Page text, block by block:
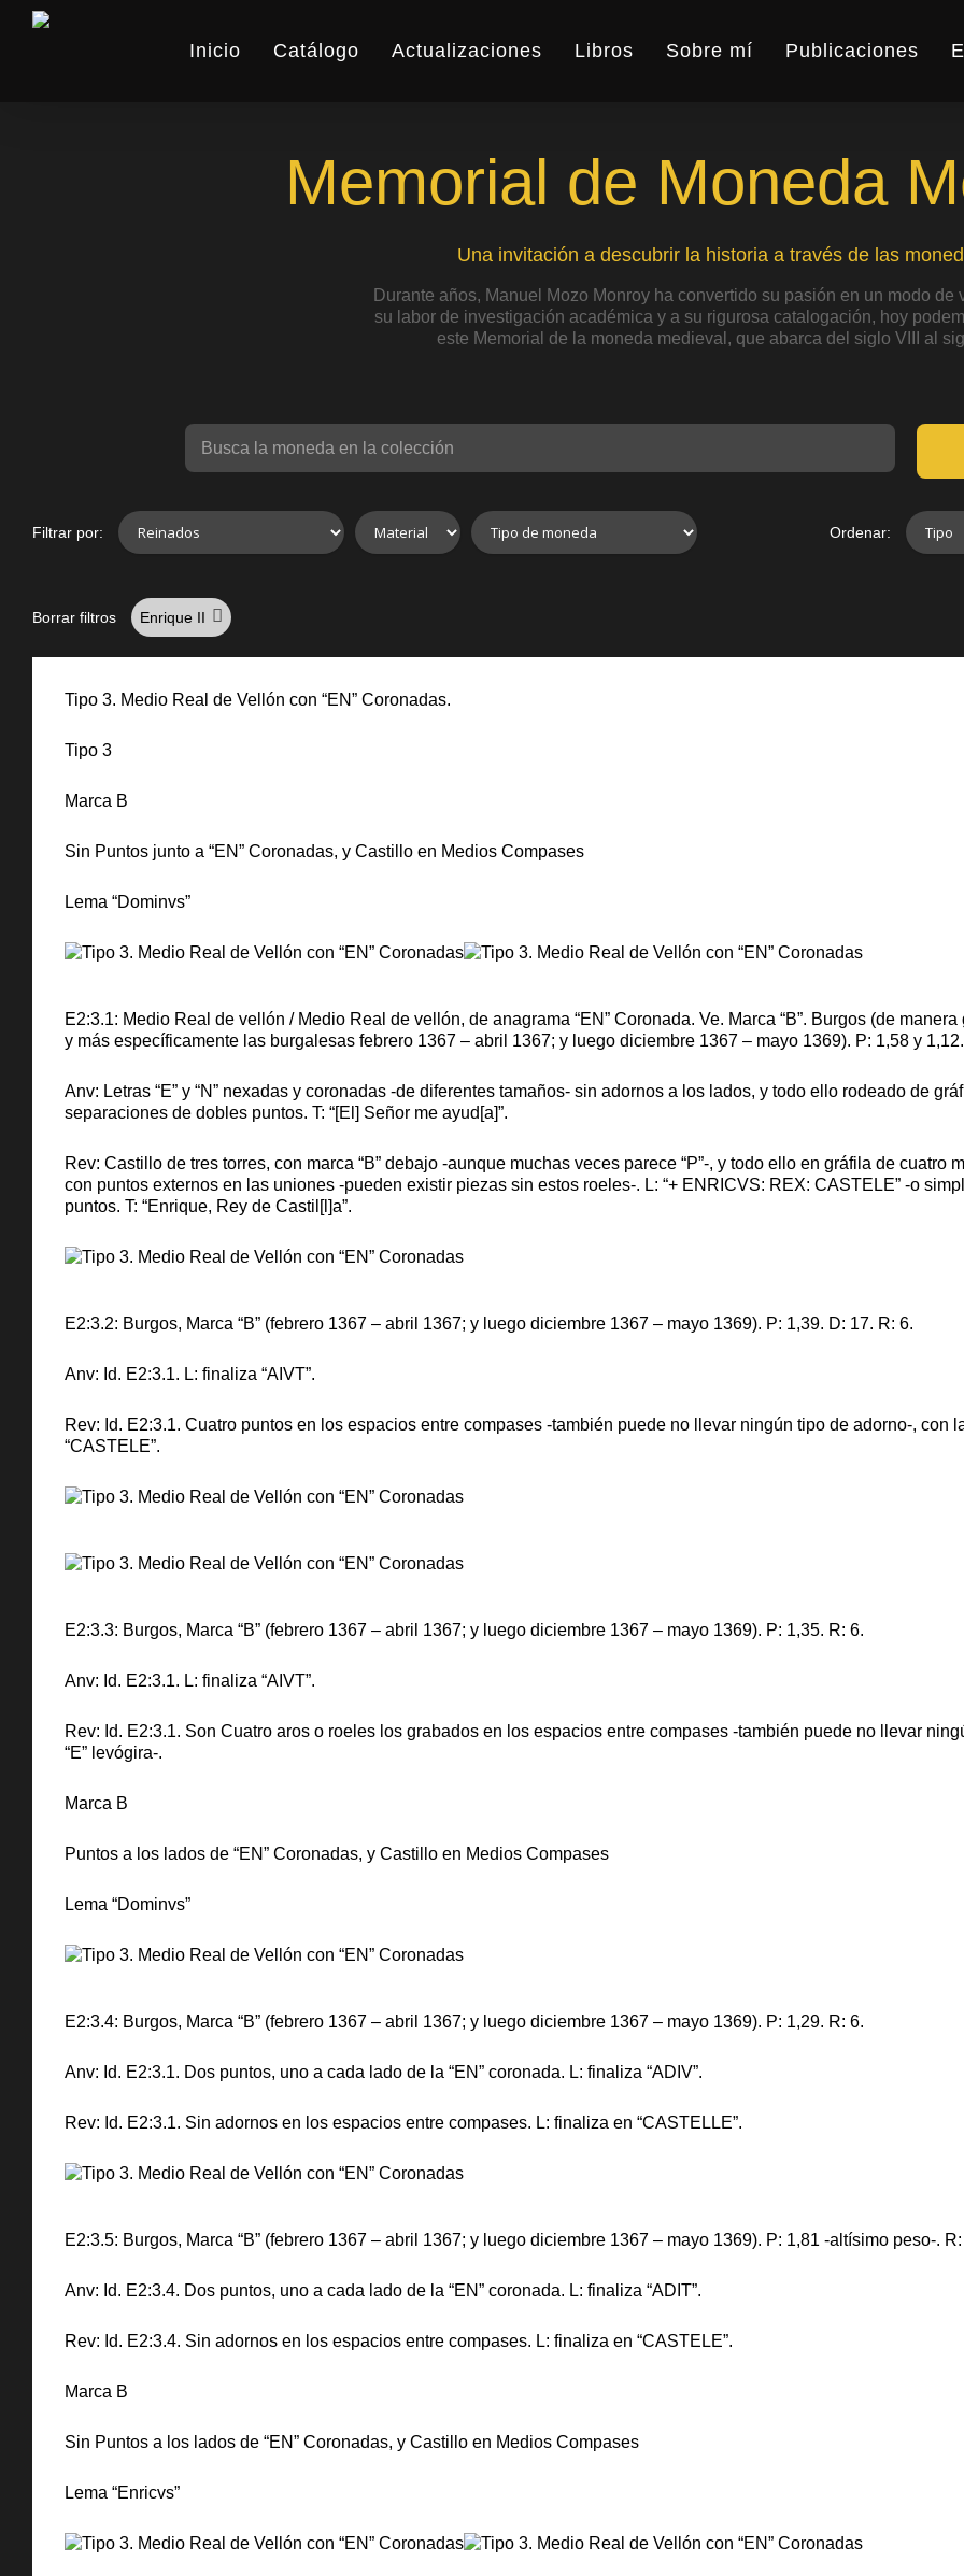
Inicio Catálogo Actualizaciones Libros Sobre mí Publicaciones
Memorial de Moneda
Una invitación a descubrir la historia a través de las
Durante años, Manuel Mozo Monroy ha convertido su pasión en un modo de
su labor de investigación académica y a su rigurosa catalogación, hoy
este Memorial de la moneda medieval, que abarca del siglo VIII al
Filtrar por: Ordenar:
Borrar filtros Enrique II
Tipo 3. Medio Real de Vellón con “EN” Coronadas.
Tipo 3
Marca B
Sin Puntos junto a “EN” Coronadas, y Castillo en Medios Compases
Lema “Dominvs”
E2:3.1: Medio Real de vellón / Medio Real de vellón, de anagrama “EN” Coronada. Ve. Marca “B”. Burgos (de
y más específicamente las burgalesas febrero 1367 – abril 1367; y luego diciembre 1367 – mayo 1369). P: 1,58 y
Anv: Letras “E” y “N” nexadas y coronadas -de diferentes tamaños- sin adornos a los lados, y todo ello rodeado de
separaciones de dobles puntos. T: “[El] Señor me ayud[a]”.
Rev: Castillo de tres torres, con marca “B” debajo -aunque muchas veces parece “P”-, y todo ello en gráfila de
con puntos externos en las uniones -pueden existir piezas sin estos roeles-. L: “+ ENRICVS: REX: CASTELE” -o
puntos. T: “Enrique, Rey de Castil[l]a”.
E2:3.2: Burgos, Marca “B” (febrero 1367 – abril 1367; y luego diciembre 1367 – mayo 1369). P: 1,39. D: 17. R: 6.
Anv: Id. E2:3.1. L: finaliza “AIVT”.
Rev: Id. E2:3.1. Cuatro puntos en los espacios entre compases -también puede no llevar ningún tipo de adorno-, con
“CASTELE”.
E2:3.3: Burgos, Marca “B” (febrero 1367 – abril 1367; y luego diciembre 1367 – mayo 1369). P: 1,35. R: 6.
Anv: Id. E2:3.1. L: finaliza “AIVT”.
Rev: Id. E2:3.1. Son Cuatro aros o roeles los grabados en los espacios entre compases -también puede no llevar
“E” levógira-.
Marca B
Puntos a los lados de “EN” Coronadas, y Castillo en Medios Compases
Lema “Dominvs”
E2:3.4: Burgos, Marca “B” (febrero 1367 – abril 1367; y luego diciembre 1367 – mayo 1369). P: 1,29. R: 6.
Anv: Id. E2:3.1. Dos puntos, uno a cada lado de la “EN” coronada. L: finaliza “ADIV”.
Rev: Id. E2:3.1. Sin adornos en los espacios entre compases. L: finaliza en “CASTELLE”.
E2:3.5: Burgos, Marca “B” (febrero 1367 – abril 1367; y luego diciembre 1367 – mayo 1369). P: 1,81 -altísimo peso-.
Anv: Id. E2:3.4. Dos puntos, uno a cada lado de la “EN” coronada. L: finaliza “ADIT”.
Rev: Id. E2:3.4. Sin adornos en los espacios entre compases. L: finaliza en “CASTELE”.
Marca B
Sin Puntos a los lados de “EN” Coronadas, y Castillo en Medios Compases
Lema “Enricvs”